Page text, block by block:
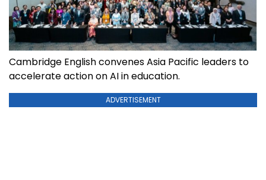
Cambridge English convenes Asia Pacific leaders to
accelerate action on AI in education.
ADVERTISEMENT